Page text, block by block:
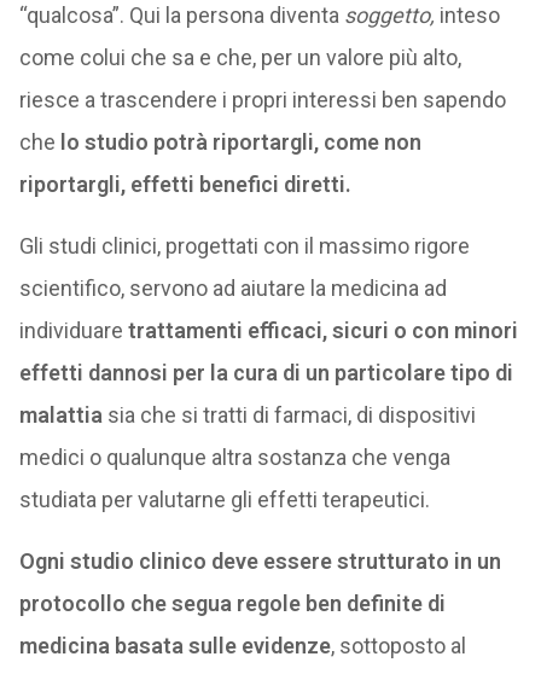
“qualcosa”. Qui la persona diventa soggetto, inteso
come colui che sa e che, per un valore più alto,
riesce a trascendere i propri interessi ben sapendo
che lo studio potrà riportargli, come non
riportargli, effetti benefici diretti.
Gli studi clinici, progettati con il massimo rigore
scientifico, servono ad aiutare la medicina ad
individuare trattamenti efficaci, sicuri o con minori
effetti dannosi per la cura di un particolare tipo di
malattia sia che si tratti di farmaci, di dispositivi
medici o qualunque altra sostanza che venga
studiata per valutarne gli effetti terapeutici.
Ogni studio clinico deve essere strutturato in un
protocollo che segua regole ben definite di
medicina basata sulle evidenze, sottoposto al